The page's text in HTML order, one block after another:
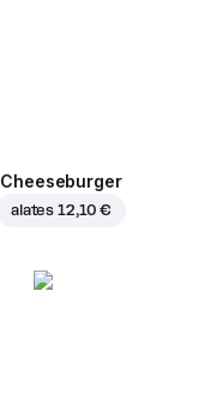
Cheeseburger
alates 12,10 €